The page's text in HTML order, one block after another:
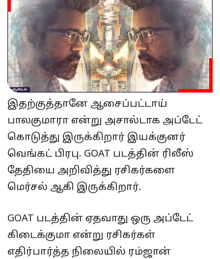
இதற்குத்தானே ஆசைப்பட்டாய்
பாலகுமாரா என்று அசால்டாக அப்டேட்
கொடுத்து இருக்கிறார் இயக்குனர்
வெங்கட் பிரபு. GOAT படத்தின் ரிலீஸ்
தேதியை அறிவித்து ரசிகர்களை
மெர்சல் ஆகி இருக்கிறார்.
GOAT படத்தின் ஏதவாது ஒரு அப்டேட்
கிடைக்குமா என்று ரசிகர்கள்
எதிர்பார்த்த நிலையில் ரம்ஜான்